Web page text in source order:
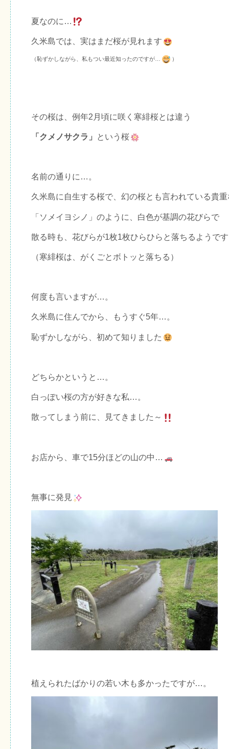
夏なのに…
久米島では、実はまだ桜が見れます
（恥ずかしながら、私もつい最近知ったのですが… ）
その桜は、例年2月頃に咲く寒緋桜とは違う
「クメノサクラ」 という桜
名前の通りに…。
久米島に自生する桜で、幻の桜とも言われている貴
「ソメイヨシノ」のように、白色が基調の花びらで
散る時も、花びらが1枚1枚ひらひらと落ちるようです
（寒緋桜は、がくごとボトッと落ちる）
何度も言いますが…。
久米島に住んでから、もうすぐ5年…。
恥ずかしながら、初めて知りました
どちらかというと…。
白っぽい桜の方が好きな私…。
散ってしまう前に、見てきました～
お店から、車で15分ほどの山の中…
無事に発見
植えられたばかりの若い木も多かったですが…。